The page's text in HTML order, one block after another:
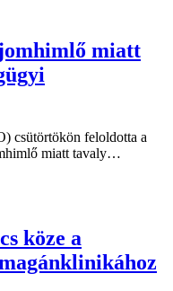
miatt
csütörtökön feloldotta a
miatt tavaly…
köze a